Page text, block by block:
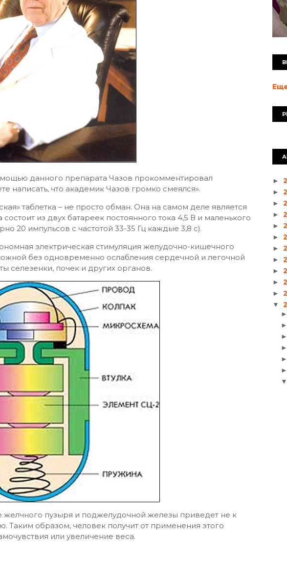
данного препарата Чазов прокомментировал
написать, что академик Чазов громко смеялся».
таблетка – не просто обман. Она на самом деле является
из двух батареек постоянного тока 4,5 В и маленького
20 импульсов с частотой 33-35 Гц каждые 3,8 с).
электрическая стимуляция желудочно-кишечного
без одновременно ослабления сердечной и легочной
селезенки, почек и других органов.
желчного пузыря и поджелудочной железы приведет не к
Таким образом, человек получит от применения этого
или увеличение веса.
►
►
►
►
►
►
►
►
►
►
►
▼
►
►
►
►
►
►
▼